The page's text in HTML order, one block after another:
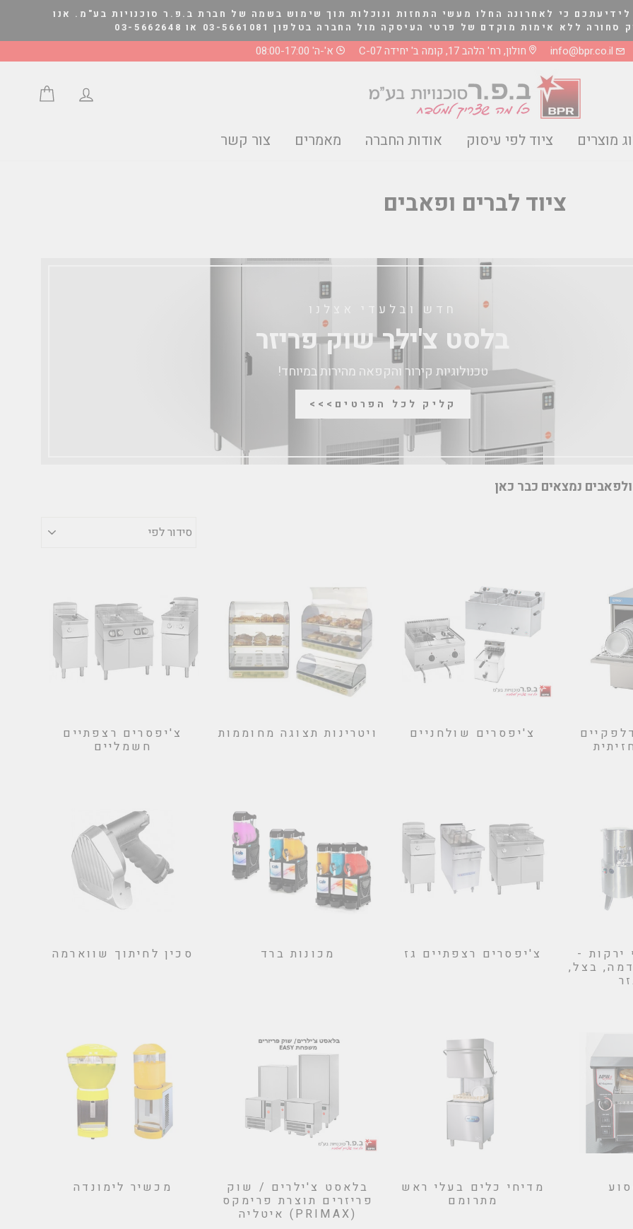
כי לאחרונה החלו מעשי התחזות ונוכלות תוך שימוש בשמה של חברת ב.פ.ר סוכנויות בע"מ. אנו
אימות מוקדם של פרטי העיסקה מול החברה בטלפון 03-5661081 או 03-5662648
info@bpr.co.il חולון, רח' הלהב 17, קומה ב' יחידה C-07 א'-ה' 08:00-17:00
התחבר/י
מוצרים ציוד לפי עיסוק אודות החברה מאמרים צור קשר
ציוד לברים ופאבים
חדש ובלעדי אצלנו
בלסט צ'ילר שוק פריזר
טכנולוגיות קירור והקפאה מהירות במיוחד!
קליק לכל הפרטים>>>
נמצאים כבר כאן
לפי
צ'יפסרים שולחניים ויטרינות תצוגה מחוממות צ'יפסרים רצפתיים
חשמליים
ירקות -
בצל,
צ'יפסרים רצפתיים גז מכונות ברד סכין לחיתוך שווארמה
מדיחי כלים בעלי ראש
מתרומם
בלאסט צ'ילרים / שוק
פריזרים תוצרת פרימקס
(PRIMAX) איטליה
מכשיר לימונדה